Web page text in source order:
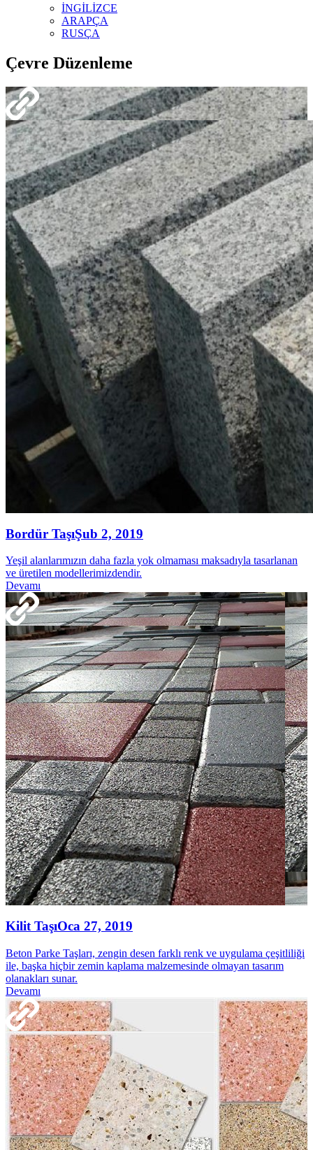
İNGİLİZCE
ARAPÇA
RUSÇA
Çevre Düzenleme
Bordür TaşıŞub 2, 2019
Yeşil alanlarımızın daha fazla yok olmaması maksadıyla tasarlanan
ve üretilen modellerimizdendir.
Devamı
Kilit TaşıOca 27, 2019
Beton Parke Taşları, zengin desen farklı renk ve uygulama çeşitliliği
ile, başka hiçbir zemin kaplama malzemesinde olmayan tasarım
olanakları sunar.
Devamı